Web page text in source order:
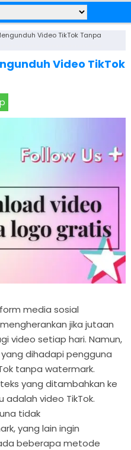
Video TikTok Tanpa
Video TikTok
media sosial
jika jutaan
video setiap hari. Namun,
dihadapi pengguna
tanpa watermark.
yang ditambahkan ke
video TikTok.
tidak
yang lain ingin
beberapa metode